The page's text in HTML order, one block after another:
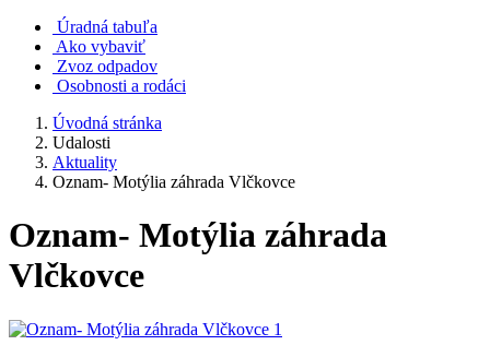
Úradná tabuľa
Ako vybaviť
Zvoz odpadov
Osobnosti a rodáci
Úvodná stránka
Udalosti
Aktuality
Oznam- Motýlia záhrada Vlčkovce
Oznam- Motýlia záhrada
Vlčkovce